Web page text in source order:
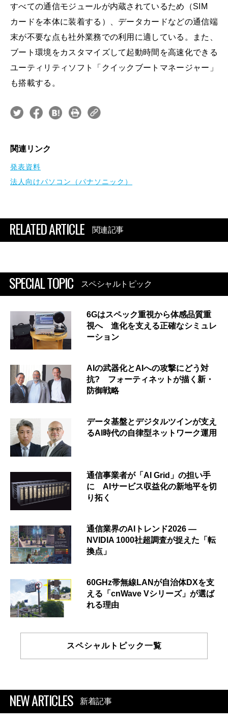
すべての通信モジュールが内蔵されているため（SIM
カードを本体に装着する）、データカードなどの通信端
末が不要な点も社外業務での利用に適している。また、
ブート環境をカスタマイズして起動時間を高速化できる
ユーティリティソフト「クイックブートマネージャー」
も搭載する。
関連リンク
発表資料
法人向けパソコン（パナソニック）
RELATED ARTICLE 関連記事
SPECIAL TOPIC スペシャルトピック
6Gはスペック重視から体感品質重
視へ 進化を支える正確なシミュレ
ーション
AIの武器化とAIへの攻撃にどう対
抗? フォーティネットが描く新・
防御戦略
データ基盤とデジタルツインが支え
るAI時代の自律型ネットワーク運用
通信事業者が「AI Grid」の担い手
に AIサービス収益化の新地平を切
り拓く
通信業界のAIトレンド2026 ―
NVIDIA 1000社超調査が捉えた「転
換点」
60GHz帯無線LANが自治体DXを支
える「cnWave Vシリーズ」が選ば
れる理由
スペシャルトピック一覧
NEW ARTICLES 新着記事